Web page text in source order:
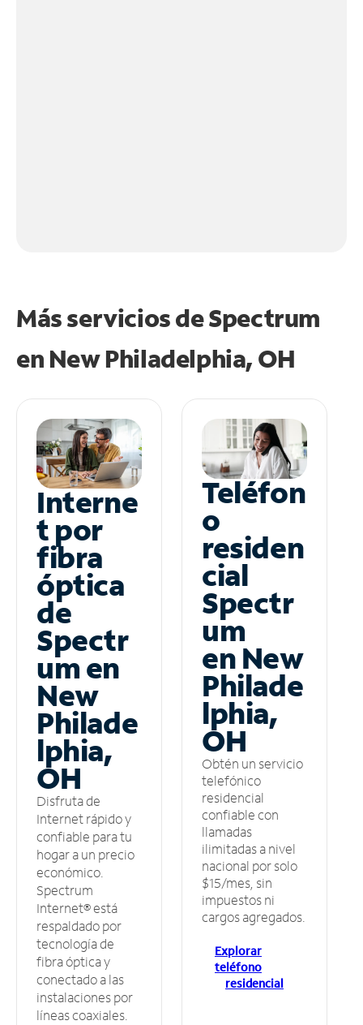
Más servicios de Spectrum
en New Philadelphia, OH
Interne
t por
fibra
óptica
de
Spectr
um en
New
Philade
lphia,
OH
Disfruta de
Internet rápido y
confiable para tu
hogar a un precio
económico.
Spectrum
Internet® está
respaldado por
tecnología de
fibra óptica y
conectado a las
instalaciones por
líneas coaxiales.
Teléfon
o
residen
cial
Spectr
um
en New
Philade
lphia,
OH
Obtén un servicio
telefónico
residencial
confiable con
llamadas
ilimitadas a nivel
nacional por solo
$15/mes, sin
impuestos ni
cargos agregados.
Explorar
teléfono
residencial